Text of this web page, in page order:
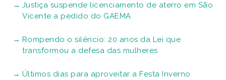
Justiça suspende licenciamento de aterro em São
Vicente a pedido do GAEMA
Rompendo o silêncio: 20 anos da Lei que
transformou a defesa das mulheres
Últimos dias para aproveitar a Festa Inverno